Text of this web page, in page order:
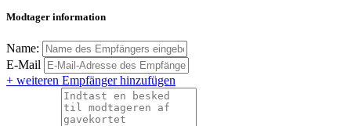
Modtager information
Name:
E-Mail
+ weiteren Empfänger hinzufügen